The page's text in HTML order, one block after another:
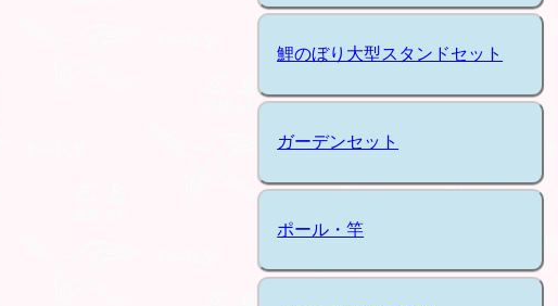
鯉のぼり大型スタンドセット
ガーデンセット
ポール・竿